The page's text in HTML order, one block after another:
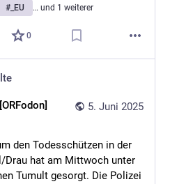
# _EU … und 1 weiterer
0
5. Juni 2025
den Todesschützen in der
Drau hat am Mittwoch unter
Tumult gesorgt. Die Polizei